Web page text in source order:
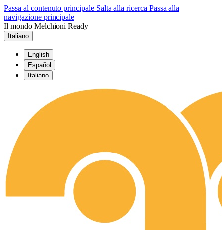
Passa al contenuto principale Salta alla ricerca Passa alla
navigazione principale
Il mondo Melchioni Ready
Italiano
English
Español
Italiano